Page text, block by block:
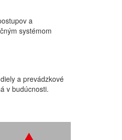
a
systémom
a prevádzkové
v budúcnosti.